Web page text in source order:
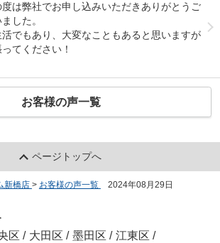
度は弊社でお申し込みいただきありがとうご
した。
活でもあり、大変なこともあると思いますが
てください！
お客様の声一覧
ページトップへ
新橋店 > お客様の声一覧 2024年08月29日
区 / 大田区 / 墨田区 / 江東区 /